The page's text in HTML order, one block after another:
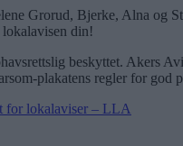
Grorud, Bjerke, Alna og
din!
beskyttet. Akers
plakatens regler for god
for lokalaviser – LLA